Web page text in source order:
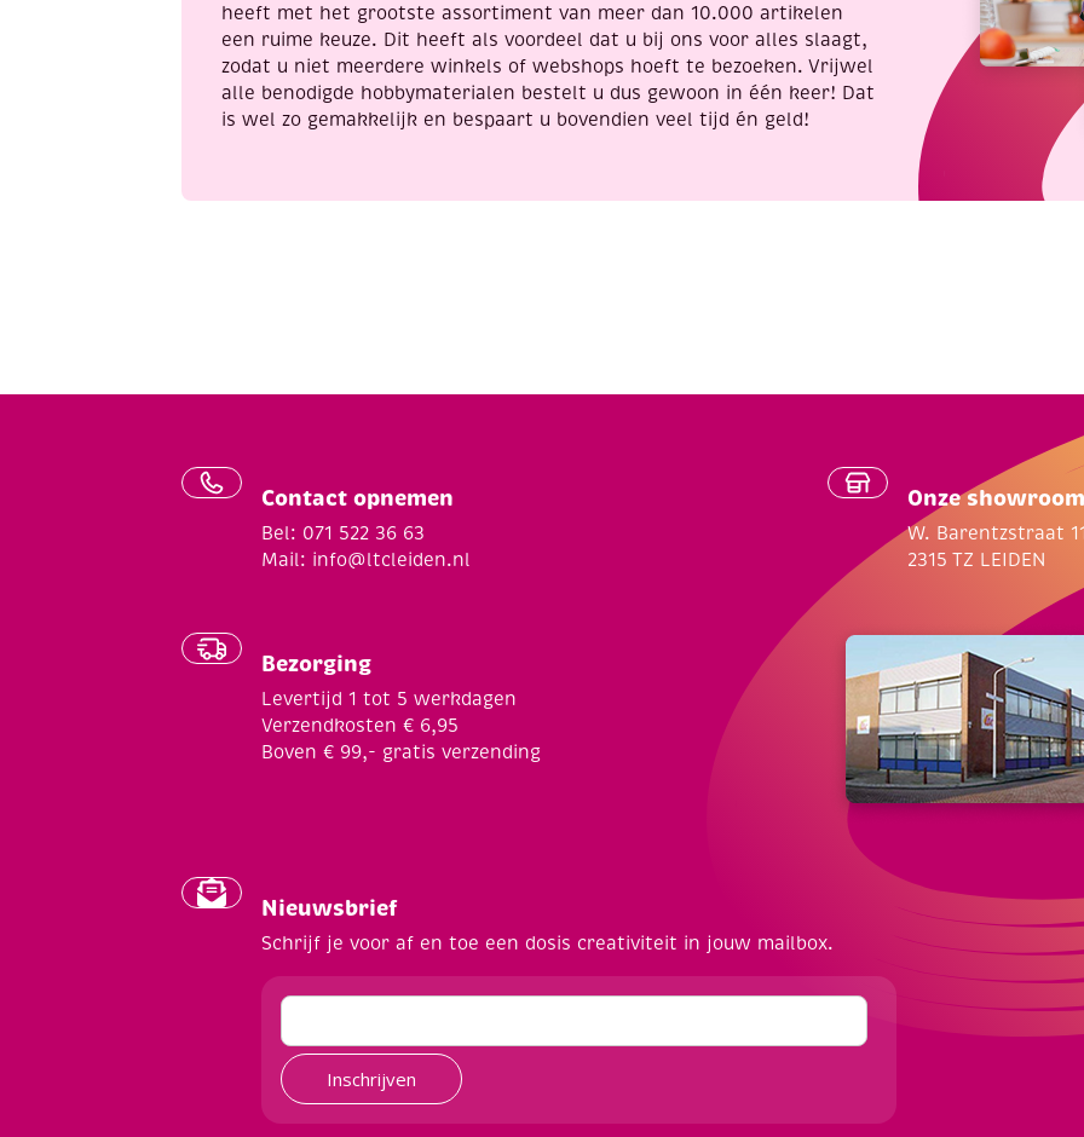
heeft met het grootste assortiment van meer dan 10.000 artikelen
een ruime keuze. Dit heeft als voordeel dat u bij ons voor alles slaagt,
zodat u niet meerdere winkels of webshops hoeft te bezoeken. Vrijwel
alle benodigde hobbymaterialen bestelt u dus gewoon in één keer! Dat
is wel zo gemakkelijk en bespaart u bovendien veel tijd én geld!
Contact opnemen
Bel: 071 522 36 63
Mail: info@ltcleiden.nl
Bezorging
Levertijd 1 tot 5 werkdagen
Verzendkosten € 6,95
Boven € 99,- gratis verzending
Onze showroom
W. Barentzstraat
2315 TZ LEIDEN
Nieuwsbrief
Schrijf je voor af en toe een dosis creativiteit in jouw mailbox.
Inschrijven